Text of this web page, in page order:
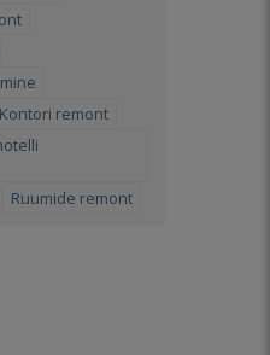
Kontori remont
Ruumide remont